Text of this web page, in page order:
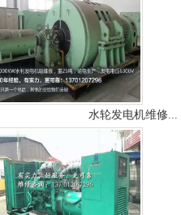
水轮发电机维修...